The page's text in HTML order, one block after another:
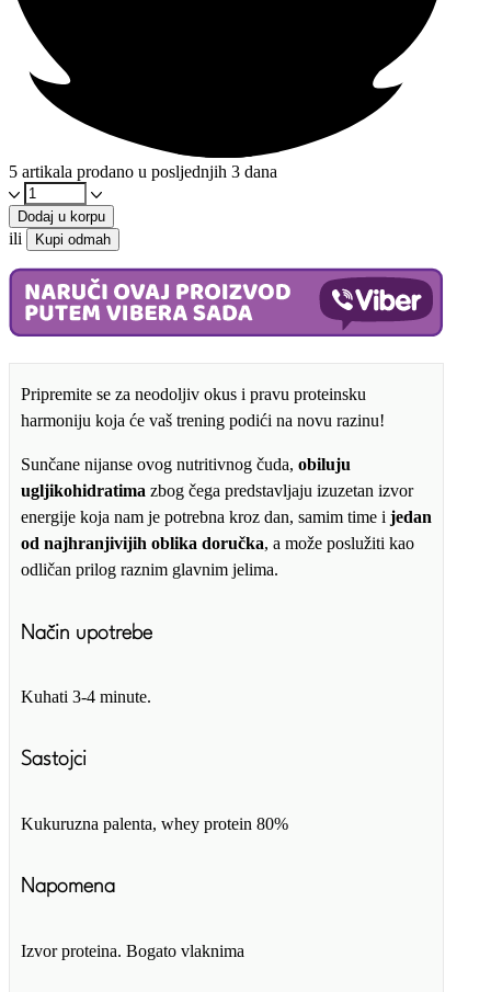
5 artikala prodano u posljednjih 3 dana
Palenta
sa
Whey
proteinom
450g
Bez
glutena
Dodaj u korpu
ili Kupi odmah
Pripremite se za neodoljiv okus i pravu proteinsku
harmoniju koja će vaš trening podići na novu razinu!
Sunčane nijanse ovog nutritivnog čuda, obiluju
ugljikohidratima zbog čega predstavljaju izuzetan izvor
energije koja nam je potrebna kroz dan, samim time i jedan
od najhranjivijih oblika doručka, a može poslužiti kao
odličan prilog raznim glavnim jelima.
Način upotrebe
Kuhati 3-4 minute.
Sastojci
Kukuruzna palenta, whey protein 80%
Napomena
Izvor proteina. Bogato vlaknima